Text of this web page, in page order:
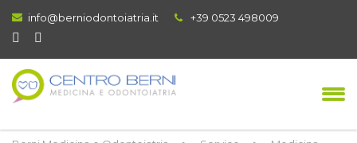
info@berniodontoiatria.it +39 0523 498009